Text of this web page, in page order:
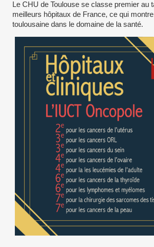
Le CHU de Toulouse se classe premier au
meilleurs hôpitaux de France, ce qui
toulousaine dans le domaine de la santé.